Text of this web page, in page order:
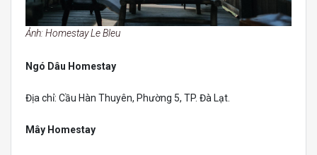
Ảnh: Homestay Le Bleu
Ngó Dâu Homestay
Địa chỉ: Cầu Hàn Thuyên, Phường 5, TP. Đà Lạt.
Mây Homestay